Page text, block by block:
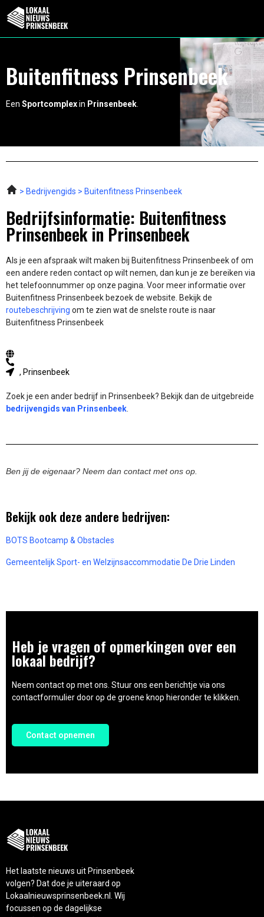
Buitenfitness Prinsenbeek
Een Sportcomplexin Prinsenbeek
Bedrijvengids Buitenfitness Prinsenbeek
Bedrijfsinformatie: Buitenfitness
Prinsenbeek in Prinsenbeek
Als je een afspraak wilt maken bij Buitenfitness Prinsenbeek of om
een andere reden contact op wilt nemen, dan kun je ze bereiken via
het telefoonnummer op onze pagina. Voor meer informatie over
Buitenfitness Prinsenbeek bezoek de website. Bekijk de
routebeschrijving om te zien wat de snelste route is naar
Buitenfitness Prinsenbeek
, Prinsenbeek
Zoek je een ander bedrijf in Prinsenbeek? Bekijk dan de uitgebreide
bedrijvengids van Prinsenbeek
Ben jij de eigenaar? Neem dan contact met ons op.
Bekijk ook deze andere bedrijven:
BOTS Bootcamp & Obstacles
Gemeentelijk Sport- en Welzijnsaccommodatie De Drie Linden
Heb je vragen of opmerkingen over een
lokaal bedrijf?
Neem contact op met ons. Stuur ons een berichtje via ons
contactformulier door op de groene knop hieronder te klikken.
Contact opnemen
Het laatste nieuws uit Prinsenbeek
volgen? Dat doe je uiteraard op
Lokaalnieuwsprinsenbeek.nl. Wij
focussen op de dagelijkse